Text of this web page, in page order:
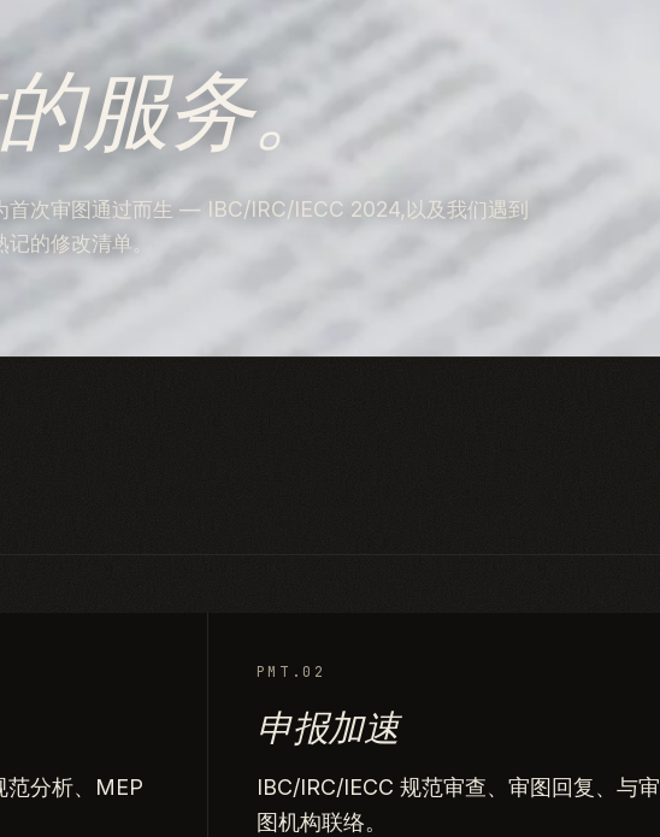
服务。
首次审图通过而生 — IBC/IRC/IECC 2024,以及我们遇到
的修改清单。
范分析、MEP
PMT.02
申报加速
IBC/IRC/IECC 规范审查、审图回复、与审
图机构联络。